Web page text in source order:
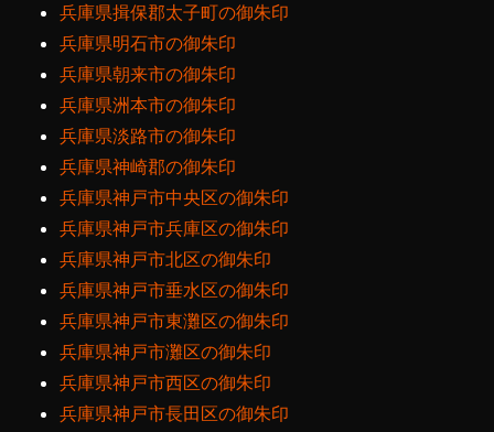
兵庫県揖保郡太子町の御朱印
兵庫県明石市の御朱印
兵庫県朝来市の御朱印
兵庫県洲本市の御朱印
兵庫県淡路市の御朱印
兵庫県神崎郡の御朱印
兵庫県神戸市中央区の御朱印
兵庫県神戸市兵庫区の御朱印
兵庫県神戸市北区の御朱印
兵庫県神戸市垂水区の御朱印
兵庫県神戸市東灘区の御朱印
兵庫県神戸市灘区の御朱印
兵庫県神戸市西区の御朱印
兵庫県神戸市長田区の御朱印